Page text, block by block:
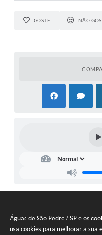
Águas de São Pedro / SP e os
usa cookies para melhorar a sua
GOSTEI NÃO